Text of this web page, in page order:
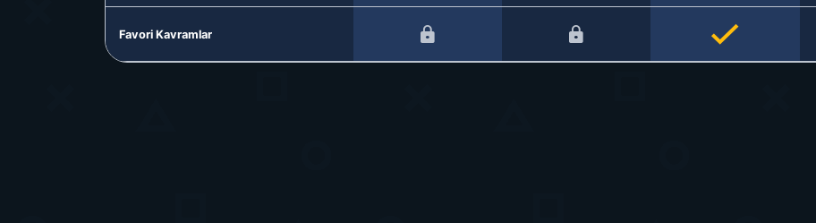
Favori Kavramlar